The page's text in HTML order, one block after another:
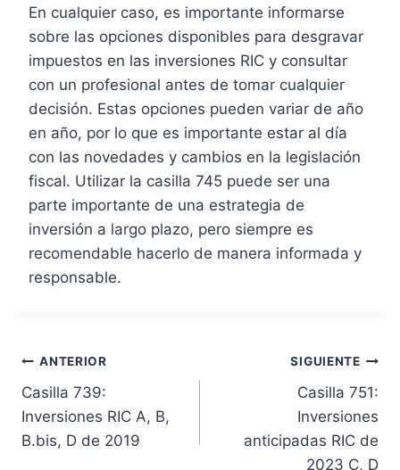
En cualquier caso, es importante informarse
sobre las opciones disponibles para desgravar
impuestos en las inversiones RIC y consultar
con un profesional antes de tomar cualquier
decisión. Estas opciones pueden variar de año
en año, por lo que es importante estar al día
con las novedades y cambios en la legislación
fiscal. Utilizar la casilla 745 puede ser una
parte importante de una estrategia de
inversión a largo plazo, pero siempre es
recomendable hacerlo de manera informada y
responsable.
N
a
v
ANTERIOR
Casilla 739:
Inversiones RIC A, B,
B.bis, D de 2019
SIGUIENTE
Casilla 751:
Inversiones
anticipadas RIC de
2023 C, D